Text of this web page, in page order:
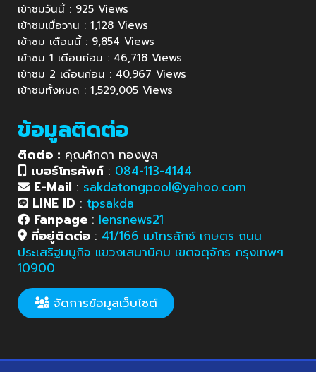
เข้าชมวันนี้ : 925 Views
เข้าชมเมื่อวาน : 1,128 Views
เข้าชม เดือนนี้ : 9,854 Views
เข้าชม 1 เดือนก่อน : 46,718 Views
เข้าชม 2 เดือนก่อน : 40,967 Views
เข้าชมทั้งหมด : 1,529,005 Views
ข้อมูลติดต่อ
ติดต่อ : คุณศักดา ทองพูล
เบอร์โทรศัพท์ : 084-113-4144
E-Mail : sakdatongpool@yahoo.com
LINE ID : tpsakda
Fanpage : lensnews21
ที่อยู่ติดต่อ : 41/166 เมโทรลักซ์ เกษตร ถนน
ประเสริฐมนูกิจ แขวงเสนานิคม เขตจตุจักร กรุงเทพฯ
10900
จัดการข้อมูลเว็บไซต์